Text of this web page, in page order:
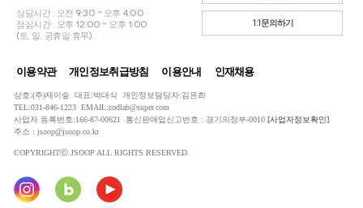
상담시간 : 오전 9:30 ~ 오후 4:00
점심시간 : 오후 12:00 ~ 오후 1:00
(토, 일, 공휴일 휴무)
1:1문의하기
이용약관 개인정보취급방침 이용안내 인재채용
상호:(주)제이숲 대표:박대식 개인정보담당자:김은희
TEL:031-846-1223 EMAIL:codlab@super.com
사업자 등록번호:166-87-00621 통신판매업신고번호 : 경기의정부-0010 [사업자정보확인]
주소 : jsoop@jsoop.co.kr
COPYRIGHTⓒ JSOOP ALL RIGHTS RESERVED.